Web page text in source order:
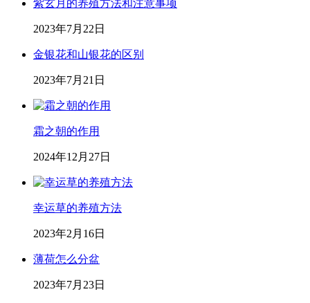
紫玄月的养殖方法和注意事项
2023年7月22日
金银花和山银花的区别
2023年7月21日
霜之朝的作用
2024年12月27日
幸运草的养殖方法
2023年2月16日
薄荷怎么分盆
2023年7月23日